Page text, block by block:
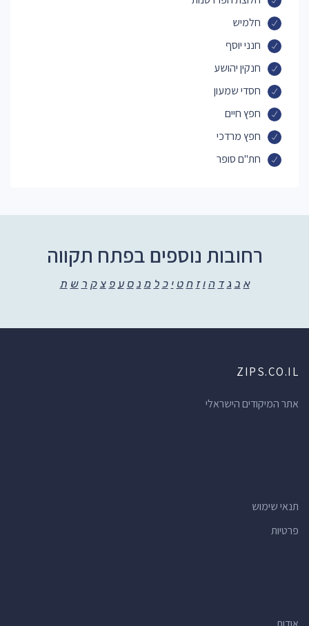
חלמיש
חנני יוסף
חנקין יהושע
חסדי שמעון
חפץ חיים
חפץ מרדכי
חת"ם סופר
רחובות נוספים בפתח תקווה
א ב ג ד ה ו ז ח ט י כ ל מ נ ס ע פ צ ק ר ש ת
ZIPS.CO.IL
אתר המיקודים הישראלי
תנאי שימוש
פרטיות